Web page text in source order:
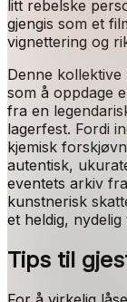
litt rebelske
gjengis som et
vignettering og
Denne
som å oppdage
fra en
lagerfest. Fordi
kjemisk
autentisk,
eventets arkiv
kunstnerisk
et heldig, nydelig
Tips til